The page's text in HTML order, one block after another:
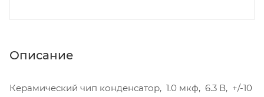
Описание
Керамический чип конденсатор, 1.0 мкф, 6.3 В, +/-10